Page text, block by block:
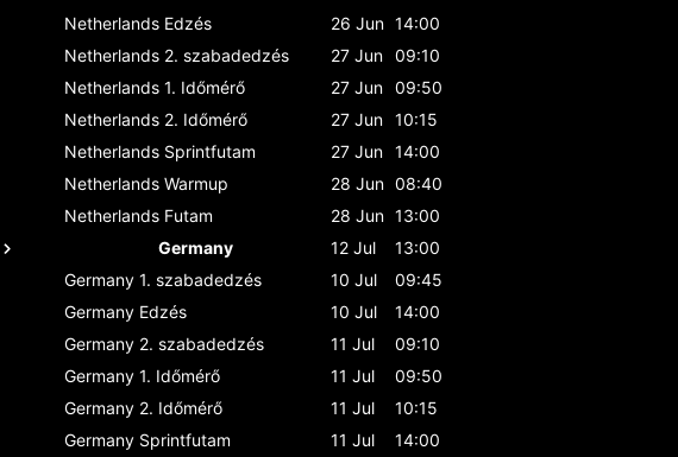
Netherlands Edzés 26 Jun 14:00
Netherlands 2. szabadedzés 27 Jun 09:10
Netherlands 1. Időmérő 27 Jun 09:50
Netherlands 2. Időmérő 27 Jun 10:15
Netherlands Sprintfutam 27 Jun 14:00
Netherlands Warmup 28 Jun 08:40
Netherlands Futam 28 Jun 13:00
Germany
12 Jul
13:00
Germany 1. szabadedzés 10 Jul
09:45
Germany Edzés 10 Jul
14:00
Germany 2. szabadedzés 11 Jul
09:10
Germany 1. Időmérő 11 Jul
09:50
Germany 2. Időmérő 11 Jul
10:15
Germany Sprintfutam 11 Jul
14:00